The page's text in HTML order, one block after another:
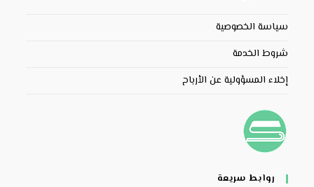
سياسة الخصوصية
شروط الخدمة
إخلاء المسؤولية عن الأرباح
روابط سريعة